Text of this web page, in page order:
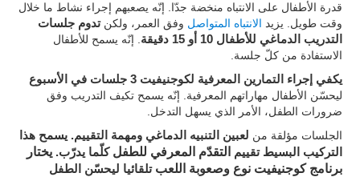
قدرة الأطفال على الانتباه منخضة جدّا. إنّه يصعبهم إجراء نشاط ما خلال
وقت طويل. يزيد الانتباه المتواصل وفق العمر، ولكنتدوم جلسات
التدريب الدماغي للأطفال 10 أو 15 دقيقة
. إنّه يسمح للأطفال
الاستفادة من كلّ جلسة.
يكفي إجراء التمارين المعرفية لكوجنيفيت 3 جلسات في الأسبوع
ليحسّن الأطفال مهاراتهم المعرفية. إنّه يسمح تكيف التدريب وفق
ضرورات الطفل، الأمر الذي يسهل التدخل.
الجلسات مؤلقة من لعبين التنبيه الدماغي ومهمة التقييم. يسمح هذا
التركيب البسيط تقييم التقدّم المعرفي للطفل كلّما يدرّب.يختار
برنامج كوجنيفيت نوع وصعوبة اللعب تلقائيا ليحسّن الطفل